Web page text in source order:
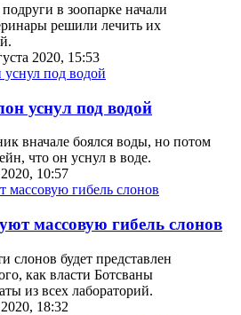
в зоопарке начали
решили лечить их
2020, 15:53
уснул под водой
вначале боялся воды, но потом
что он уснул в воде.
10:57
массовую гибель слонов
слонов будет представлен
как власти Ботсваны
из всех лабораторий.
18:32